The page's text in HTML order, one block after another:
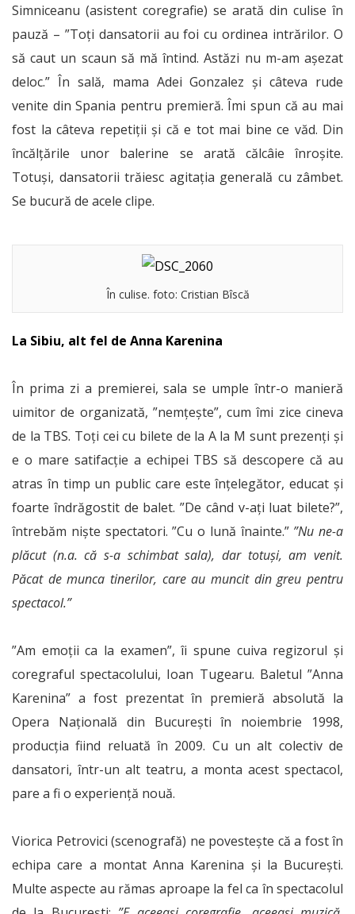
Simniceanu (asistent coregrafie) se arată din culise în
pauză – ”Toți dansatorii au foi cu ordinea intrărilor. O
să caut un scaun să mă întind. Astăzi nu m-am așezat
deloc.” În sală, mama Adei Gonzalez și câteva rude
venite din Spania pentru premieră. Îmi spun că au mai
fost la câteva repetiții și că e tot mai bine ce văd. Din
încălțările unor balerine se arată călcâie înroșite.
Totuși, dansatorii trăiesc agitația generală cu zâmbet.
Se bucură de acele clipe.
În culise. foto: Cristian Bîscă
La Sibiu, alt fel de Anna Karenina
În prima zi a premierei, sala se umple într-o manieră
uimitor de organizată, ”nemțește”, cum îmi zice cineva
de la TBS. Toți cei cu bilete de la A la M sunt prezenți și
e o mare satifacție a echipei TBS să descopere că au
atras în timp un public care este înțelegător, educat și
foarte îndrăgostit de balet. ”De când v-ați luat bilete?”,
întrebăm niște spectatori. ”Cu o lună înainte.” ”Nu ne-a
plăcut (n.a. că s-a schimbat sala), dar totuși, am venit.
Păcat de munca tinerilor, care au muncit din greu pentru
spectacol.”
”Am emoții ca la examen”, îi spune cuiva regizorul și
coregraful spectacolului, Ioan Tugearu. Baletul ”Anna
Karenina” a fost prezentat în premieră absolută la
Opera Națională din București în noiembrie 1998,
producția fiind reluată în 2009. Cu un alt colectiv de
dansatori, într-un alt teatru, a monta acest spectacol,
pare a fi o experiență nouă.
Viorica Petrovici (scenografă) ne povestește că a fost în
echipa care a montat Anna Karenina și la București.
Multe aspecte au rămas aproape la fel ca în spectacolul